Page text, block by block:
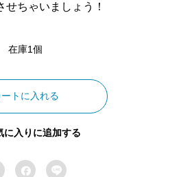
ちゃいましょう！
在庫1個
の
遺
伝
の
ートに入れる
に入りに追加する
 